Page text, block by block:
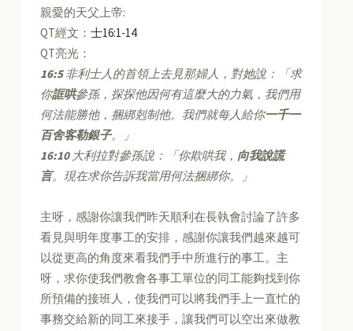
親愛的天父上帝:
QT經文：士16:1-14
QT亮光：
16:5非利士人的首領上去見那婦人，對她說：「求
你誆哄參孫，探探他因何有這麼大的力氣，我們用
何法能勝他，捆綁剋制他。我們就每人給你一千一
百舍客勒銀子。」
16:10大利拉對參孫說：「你欺哄我， 向我說謊
言。現在求你告訴我當用何法捆綁你。」
主呀，感謝你讓我們昨天順利在長執會討論了許多
看見與明年度事工的安排，感謝你讓我們越來越可
以從更高的角度來看我們手中所進行的事工。主
呀，求你使我們教會各事工單位的同工能夠找到你
所預備的接班人，使我們可以將我們手上一直忙的
事務交給新的同工來接手，讓我們可以空出來做教